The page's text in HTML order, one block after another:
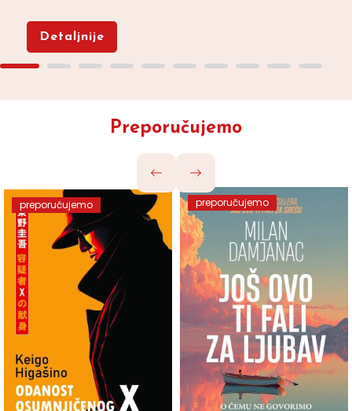
Detaljnije
Preporučujemo
preporučujemo preporučujemo